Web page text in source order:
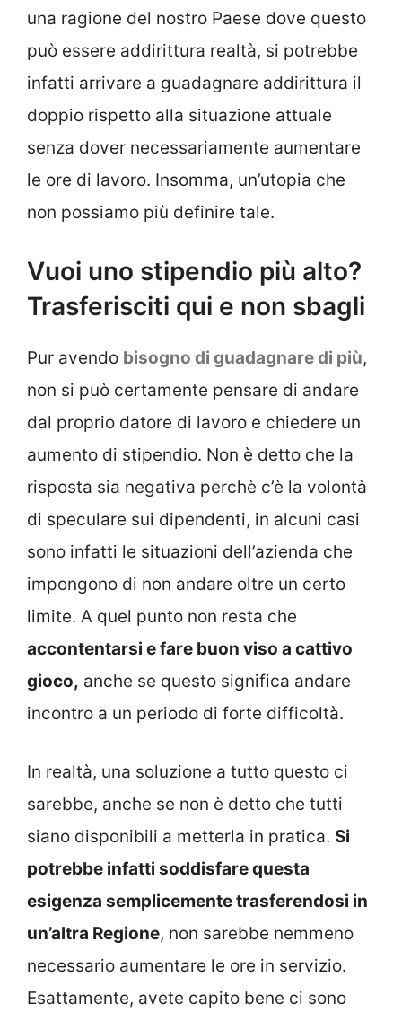
una ragione del nostro Paese dove questo
può essere addirittura realtà, si potrebbe
infatti arrivare a guadagnare addirittura il
doppio rispetto alla situazione attuale
senza dover necessariamente aumentare
le ore di lavoro. Insomma, un’utopia che
non possiamo più definire tale.
Vuoi uno stipendio più alto?
Trasferisciti qui e non sbagli
Pur avendo bisogno di guadagnare di più,
non si può certamente pensare di andare
dal proprio datore di lavoro e chiedere un
aumento di stipendio. Non è detto che la
risposta sia negativa perchè c’è la volontà
di speculare sui dipendenti, in alcuni casi
sono infatti le situazioni dell’azienda che
impongono di non andare oltre un certo
limite. A quel punto non resta che
accontentarsi e fare buon viso a cattivo
gioco, anche se questo significa andare
incontro a un periodo di forte difficoltà.
In realtà, una soluzione a tutto questo ci
sarebbe, anche se non è detto che tutti
siano disponibili a metterla in pratica. Si
potrebbe infatti soddisfare questa
esigenza semplicemente trasferendosi in
un’altra Regione, non sarebbe nemmeno
necessario aumentare le ore in servizio.
Esattamente, avete capito bene ci sono